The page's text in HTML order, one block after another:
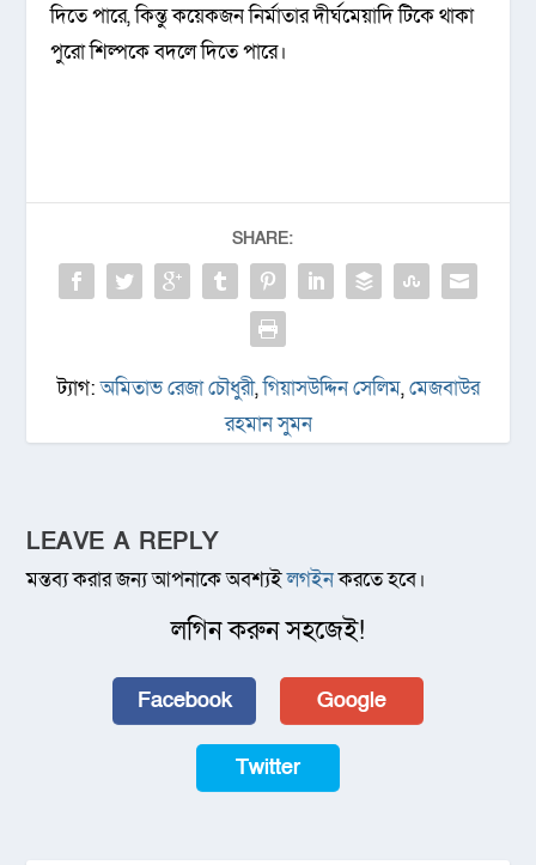
দিতে পারে, কিন্তু কয়েকজন নির্মাতার দীর্ঘমেয়াদি টিকে থাকা
পুরো শিল্পকে বদলে দিতে পারে।
SHARE:
ট্যাগ:অমিতাভ রেজা চৌধুরী,গিয়াসউদ্দিন সেলিম,মেজবাউর
রহমান সুমন
LEAVE A REPLY
মন্তব্য করার জন্য আপনাকে অবশ্যইলগইনকরতে হবে।
লগিন করুন সহজেই!
Facebook Google
Twitter